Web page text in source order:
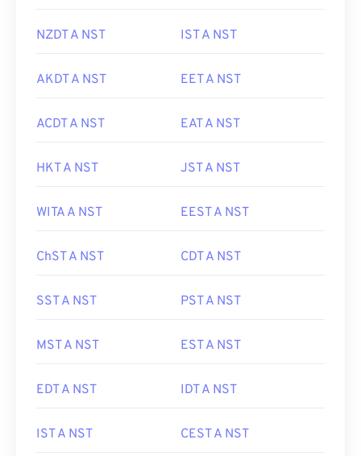
NZDT A NST IST A NST
AKDT A NST EET A NST
ACDT A NST EAT A NST
HKT A NST JST A NST
WITA A NST EEST A NST
ChST A NST CDT A NST
SST A NST PST A NST
MST A NST EST A NST
EDT A NST IDT A NST
IST A NST CEST A NST